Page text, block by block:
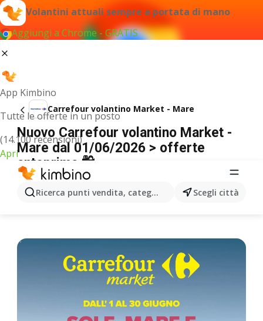
Volantini attuali sempre a portata di mano
Aggiungi a Chrome - GRATIS
App Kimbino
Tutte le offerte in un posto
(14.100 recensioni)
Apri
Ricerca punti vendita, categorie, prodotti...Scegli città
Carrefour volantino Market - Mare
Nuovo Carrefour volantino Market -
Mare dal 01/06/2026 > offerte
anteprima 🛍️